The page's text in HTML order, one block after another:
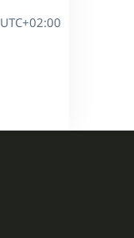
UTC+02:00